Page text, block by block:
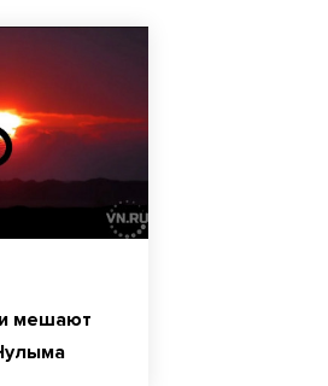
мешают